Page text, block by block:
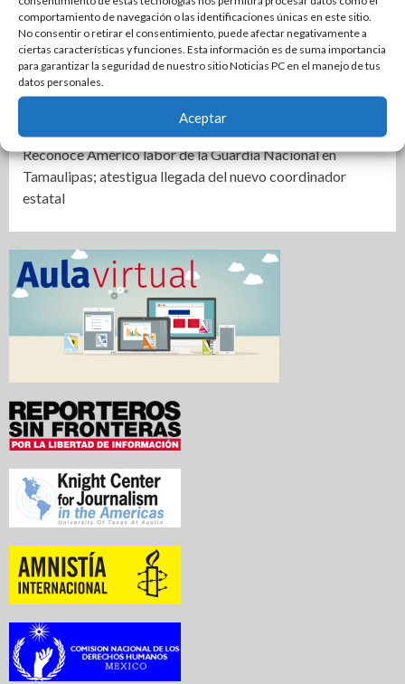
comportamiento de navegación o las identificaciones únicas en este sitio.
No consentir o retirar el consentimiento, puede afectar negativamente a
ciertas características y funciones. Esta información es de suma importancia
para garantizar la seguridad de nuestro sitio Noticias PC en el manejo de tus
datos personales.
Aceptar
Cierra PAN disputa por dirigencia en Tamaulipas
Se mantiene Armando Martínez entre los mejores alcaldes
del país y número uno en Tamaulipas
Anuncian la Primera Copa Gobernador de Voleibol
Reconoce Américo labor de la Guardia Nacional en
Tamaulipas; atestigua llegada del nuevo coordinador
estatal